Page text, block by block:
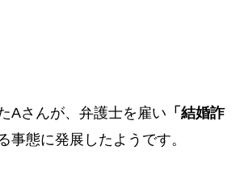
Aさんが、弁護士を雇い 「結婚詐
事態に発展したようです。